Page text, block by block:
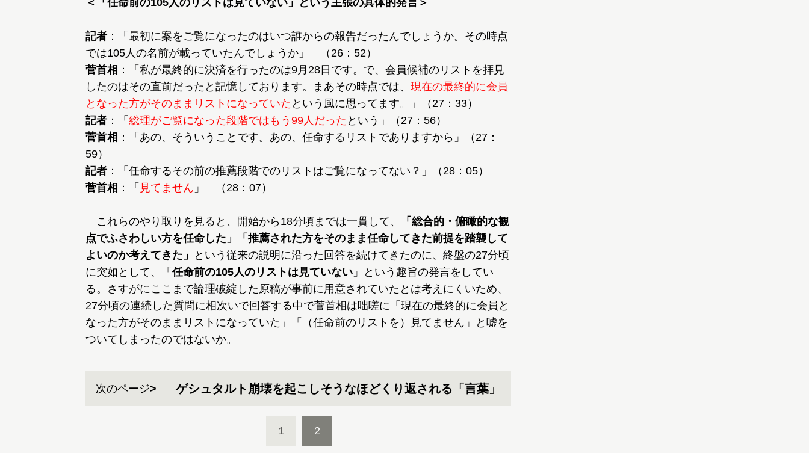
＜「任命前の105人のリストは見ていない」という主張の具体的発言＞
記者 ：「最初に案をご覧になったのはいつ誰からの報告だったんでしょうか。その時点
菅首相 ：「私が最終的に決済を行ったのは9月28日です。で、会員候補のリストを拝見
したのはその直前だったと記憶しております。まあその時点では、 現在の最終的に会員
となった方がそのままリストになっていた
記者 ：「 総理がご覧になった段階ではもう99人だった
菅首相 ：「あの、そういうことです。あの、任命するリストでありますから」（27：
記者
菅首相 ：「 見てません 」 （28：07）
これらのやり取りを見ると、開始から18分頃までは一貫して、
「総合的・俯瞰的な観
点でふさわしい方を任命した」「推薦された方をそのまま任命してきた前提を踏襲して
よいのか考えてきた」
という従来の説明に沿った回答を続けてきたのに、終盤の27分頃
に突如として、「任命前の105人のリストは見ていない 」という趣旨の発言をしてい
る。さすがにここまで論理破綻した原稿が事前に用意されていたとは考えにくいため、
27分頃の連続した質問に相次いで回答する中で菅首相は咄嗟に「現在の最終的に会員と
なった方がそのままリストになっていた」「（任命前のリストを）見てません」と嘘を
ついてしまったのではないか。
次のページ ゲシュタルト崩壊を起こしそうなほどくり返される「言葉」
1 2